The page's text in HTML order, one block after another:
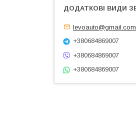
levoauto@gmail.com
+380684869007
+380684869007
+380684869007